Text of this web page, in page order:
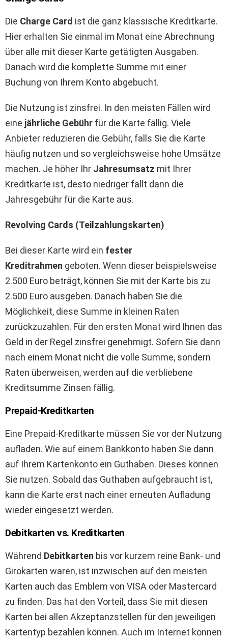
Die Charge Card ist die ganz klassische Kreditkarte.
Hier erhalten Sie einmal im Monat eine Abrechnung
über alle mit dieser Karte getätigten Ausgaben.
Danach wird die komplette Summe mit einer
Buchung von Ihrem Konto abgebucht.
Die Nutzung ist zinsfrei. In den meisten Fällen wird
eine jährliche Gebühr für die Karte fällig. Viele
Anbieter reduzieren die Gebühr, falls Sie die Karte
häufig nutzen und so vergleichsweise hohe Umsätze
machen. Je höher Ihr Jahresumsatz mit Ihrer
Kreditkarte ist, desto niedriger fällt dann die
Jahresgebühr für die Karte aus.
Revolving Cards (Teilzahlungskarten)
Bei dieser Karte wird ein fester
Kreditrahmen geboten. Wenn dieser beispielsweise
2.500 Euro beträgt, können Sie mit der Karte bis zu
2.500 Euro ausgeben. Danach haben Sie die
Möglichkeit, diese Summe in kleinen Raten
zurückzuzahlen. Für den ersten Monat wird Ihnen das
Geld in der Regel zinsfrei genehmigt. Sofern Sie dann
nach einem Monat nicht die volle Summe, sondern
Raten überweisen, werden auf die verbliebene
Kreditsumme Zinsen fällig.
Prepaid-Kreditkarten
Eine Prepaid-Kreditkarte müssen Sie vor der Nutzung
aufladen. Wie auf einem Bankkonto haben Sie dann
auf Ihrem Kartenkonto ein Guthaben. Dieses können
Sie nutzen. Sobald das Guthaben aufgebraucht ist,
kann die Karte erst nach einer erneuten Aufladung
wieder eingesetzt werden.
Debitkarten vs. Kreditkarten
Während Debitkarten bis vor kurzem reine Bank- und
Girokarten waren, ist inzwischen auf den meisten
Karten auch das Emblem von VISA oder Mastercard
zu finden. Das hat den Vorteil, dass Sie mit diesen
Karten bei allen Akzeptanzstellen für den jeweiligen
Kartentyp bezahlen können. Auch im Internet können